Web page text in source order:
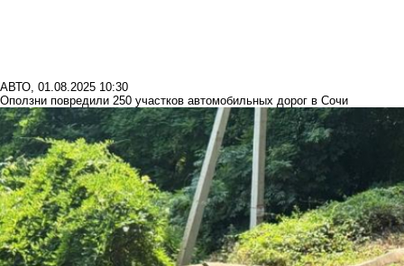
АВТО, 01.08.2025 10:30
Оползни повредили 250 участков автомобильных дорог в Сочи